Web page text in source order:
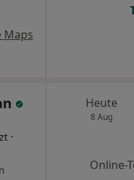
Maps
·
Heute
8 Aug
Online-